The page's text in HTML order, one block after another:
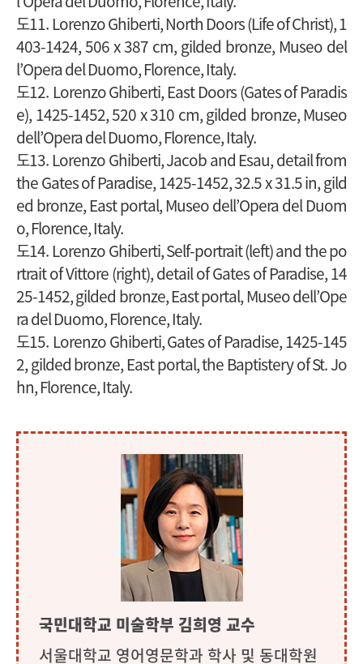
도11. Lorenzo Ghiberti, North Doors (Life of Christ), 1
403-1424, 506 x 387 cm, gilded bronze, Museo del
l’Opera del Duomo, Florence, Italy.
도12. Lorenzo Ghiberti, East Doors (Gates of Paradis
e), 1425-1452, 520 x 310 cm, gilded bronze, Museo
dell’Opera del Duomo, Florence, Italy.
도13. Lorenzo Ghiberti, Jacob and Esau, detail from
the Gates of Paradise, 1425-1452, 32.5 x 31.5 in, gild
ed bronze, East portal, Museo dell’Opera del Duom
o, Florence, Italy.
도14. Lorenzo Ghiberti, Self-portrait (left) and the po
rtrait of Vittore (right), detail of Gates of Paradise, 14
25-1452, gilded bronze, East portal, Museo dell’Ope
ra del Duomo, Florence, Italy.
도15. Lorenzo Ghiberti, Gates of Paradise, 1425-145
2, gilded bronze, East portal, the Baptistery of St. Jo
hn, Florence, Italy.
국민대학교 미술학부 김희영 교수
서울대학교 영어영문학과 학사 및 동대학원